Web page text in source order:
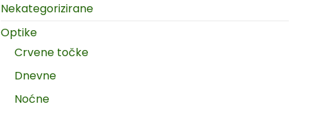
Nekategorizirane
Optike
Crvene točke
Dnevne
Noćne